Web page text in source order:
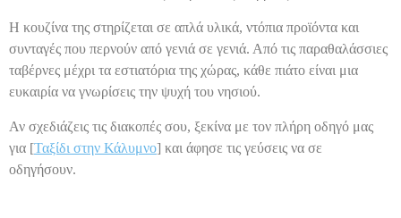
Η κουζίνα της στηρίζεται σε απλά υλικά, ντόπια προϊόντα και
συνταγές που περνούν από γενιά σε γενιά. Από τις παραθαλάσσιες
ταβέρνες μέχρι τα εστιατόρια της χώρας, κάθε πιάτο είναι μια
ευκαιρία να γνωρίσεις την ψυχή του νησιού.
Αν σχεδιάζεις τις διακοπές σου, ξεκίνα με τον πλήρη οδηγό μας
για [Ταξίδι στην Κάλυμνο] και άφησε τις γεύσεις να σε
οδηγήσουν.